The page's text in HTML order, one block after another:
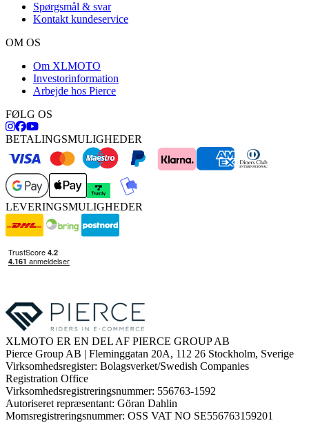
Spørgsmål & svar
Kontakt kundeservice
OM OS
Om XLMOTO
Investorinformation
Arbejde hos Pierce
FØLG OS
BETALINGSMULIGHEDER
LEVERINGSMULIGHEDER
XLMOTO ER EN DEL AF PIERCE GROUP AB
Pierce Group AB | Fleminggatan 20A, 112 26 Stockholm, Sverige
Virksomhedsregister: Bolagsverket/Swedish Companies
Registration Office
Virksomhedsregistreringsnummer: 556763-1592
Autoriseret repræsentant: Göran Dahlin
Momsregistreringsnummer: OSS VAT NO SE556763159201